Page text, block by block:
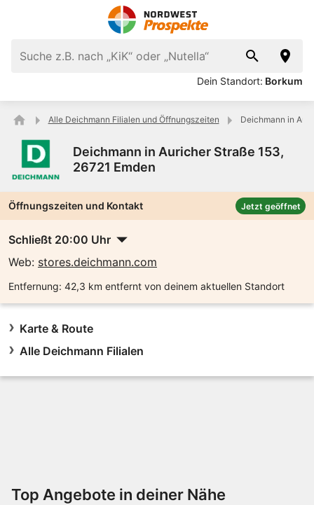
Dein Standort: Borkum
Alle Deichmann Filialen und Öffnungszeiten Deichmann in
Deichmann in Auricher Straße 153,
26721 Emden
Öffnungszeiten und Kontakt Jetzt geöffnet
Schließt 20:00 Uhr
Web: stores.deichmann.com
Entfernung: 42,3 km entfernt von deinem aktuellen Standort
Karte & Route
Alle Deichmann Filialen
Top Angebote in deiner Nähe